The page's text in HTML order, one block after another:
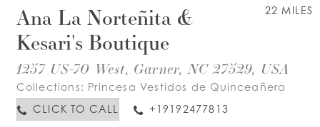
22 MILES
Ana La Norteñita &
Kesari's Boutique
1257 US-70 West, Garner, NC 27529, USA
Collections: Princesa Vestidos de Quinceañera
CLICK TO CALL
+19192477813